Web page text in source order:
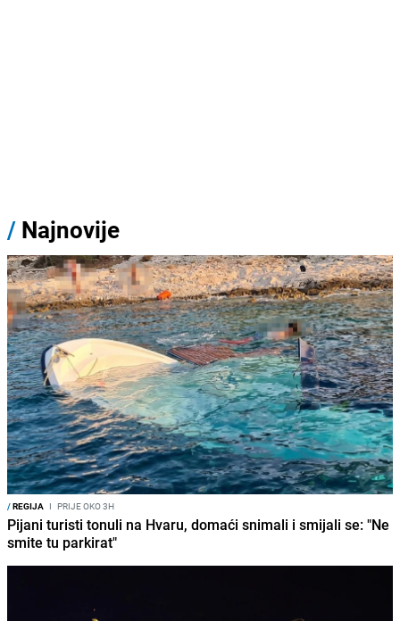
/ Najnovije
/REGIJA I PRIJE OKO 3H
Pijani turisti tonuli na Hvaru, domaći snimali i smijali se: "Ne
smite tu parkirat"